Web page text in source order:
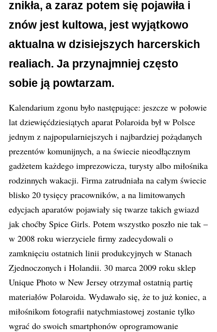
znikła, a zaraz potem się pojawiła i
znów jest kultowa, jest wyjątkowo
aktualna w dzisiejszych harcerskich
realiach. Ja przynajmniej często
sobie ją powtarzam.
Kalendarium zgonu było następujące: jeszcze w połowie
lat dziewięćdziesiątych aparat Polaroida był w Polsce
jednym z najpopularniejszych i najbardziej pożądanych
prezentów komunijnych, a na świecie nieodłącznym
gadżetem każdego imprezowicza, turysty albo miłośnika
rodzinnych wakacji. Firma zatrudniała na całym świecie
blisko 20 tysięcy pracowników, a na limitowanych
edycjach aparatów pojawiały się twarze takich gwiazd
jak choćby Spice Girls. Potem wszystko poszło nie tak –
w 2008 roku wierzyciele firmy zadecydowali o
zamknięciu ostatnich linii produkcyjnych w Stanach
Zjednoczonych i Holandii. 30 marca 2009 roku sklep
Unique Photo w New Jersey otrzymał ostatnią partię
materiałów Polaroida. Wydawało się, że to już koniec, a
miłośnikom fotografii natychmiastowej zostanie tylko
wgrać do swoich smartphonów oprogramowanie